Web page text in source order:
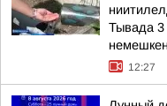
Тывада
немешкен
12:27